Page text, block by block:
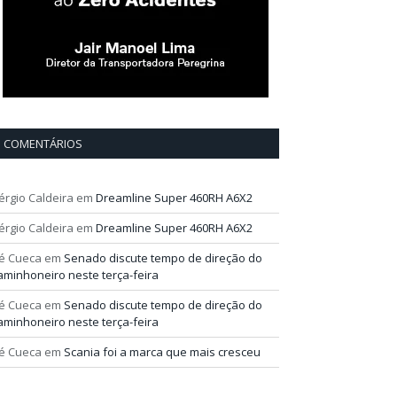
COMENTÁRIOS
Caldeira em Dreamline Super 460RH A6X2
Caldeira em Dreamline Super 460RH A6X2
Cueca em Senado discute tempo de direção do
neste terça-feira
Cueca em Senado discute tempo de direção do
neste terça-feira
Cueca em Scania foi a marca que mais cresceu